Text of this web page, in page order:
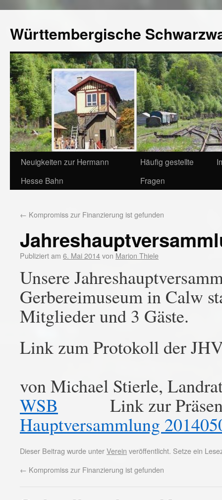
Württembergische
Neuigkeiten zur Hermann
Hesse Bahn
Häufig gestellte
Fragen
← Kompromiss zur Finanzierung ist gefunden
Publiziert am 6. Mai 2014von Marion Thiele
Unsere
Gerbereimuseum in Calw
Mitglieder und 3 Gäste.
Link zum Protokoll der
von Michael Stierle,
WSB Link zur
Hauptversammlung
Dieser Beitrag wurde unterVerein veröffentlicht. Setze ein
← Kompromiss zur Finanzierung ist gefunden